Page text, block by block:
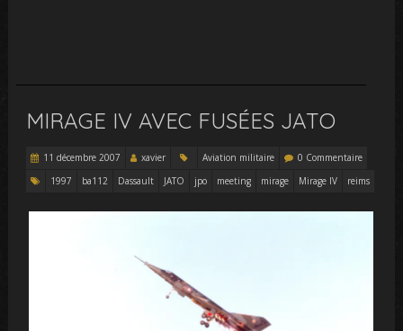
MIRAGE IV AVEC FUSÉES JATO
11 décembre 2007 xavier Aviation militaire
0 Commentaire
1997
ba112 Dassault JATO jpo meeting mirage Mirage IV reims